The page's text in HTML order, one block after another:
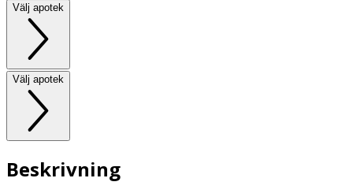
Välj apotek
Välj apotek
Beskrivning